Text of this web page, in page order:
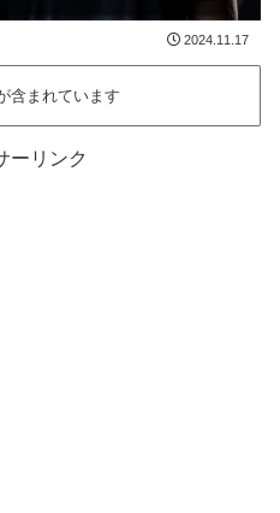
2024.11.17
含まれています
ーリンク